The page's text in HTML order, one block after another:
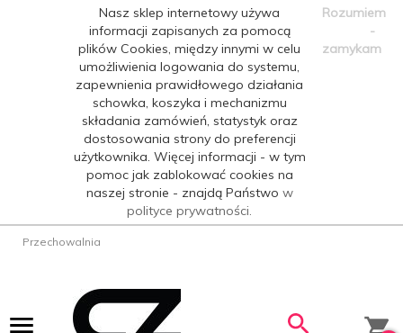
Nasz sklep internetowy używa
informacji zapisanych za pomocą
plików Cookies, między innymi w celu
umożliwienia logowania do systemu,
zapewnienia prawidłowego działania
schowka, koszyka i mechanizmu
składania zamówień, statystyk oraz
dostosowania strony do preferencji
użytkownika. Więcej informacji - w tym
pomoc jak zablokować cookies na
naszej stronie - znajdą Państwo w
polityce prywatności.
Rozumiem
-
zamykam
Przechowalnia